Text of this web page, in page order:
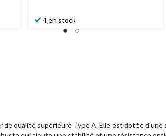
4 en stock
de qualité supérieure Type A. Elle est dotée